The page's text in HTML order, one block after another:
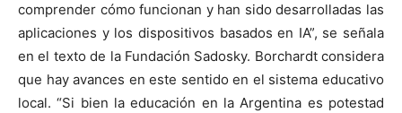
comprender cómo funcionan y han sido desarrolladas las
aplicaciones y los dispositivos basados en IA”, se señala
en el texto de la Fundación Sadosky. Borchardt considera
que hay avances en este sentido en el sistema educativo
local. “Si bien la educación en la Argentina es potestad